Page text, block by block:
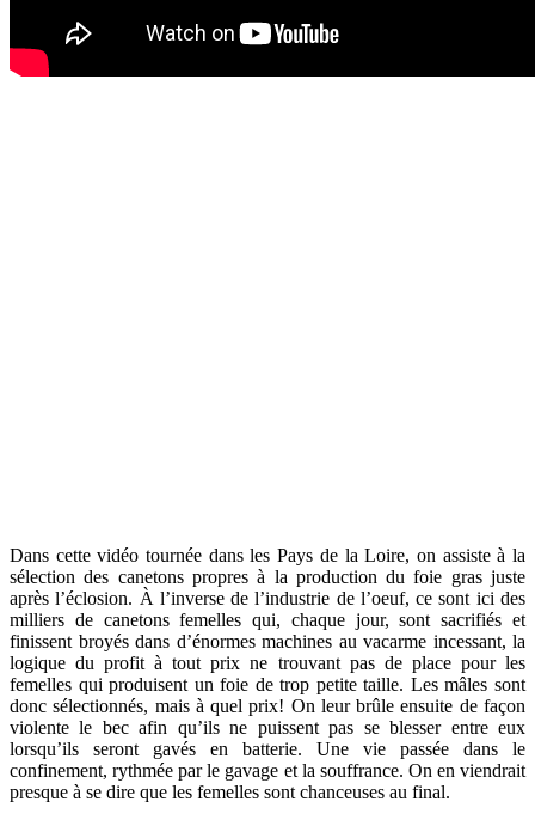
Dans cette vidéo tournée dans les Pays de la Loire, on assiste à la
sélection des canetons propres à la production du foie gras juste
après l’éclosion. À l’inverse de l’industrie de l’oeuf, ce sont ici des
milliers de canetons femelles qui, chaque jour, sont sacrifiés et
finissent broyés dans d’énormes machines au vacarme incessant, la
logique du profit à tout prix ne trouvant pas de place pour les
femelles qui produisent un foie de trop petite taille. Les mâles sont
donc sélectionnés, mais à quel prix! On leur brûle ensuite de façon
violente le bec afin qu’ils ne puissent pas se blesser entre eux
lorsqu’ils seront gavés en batterie. Une vie passée dans le
confinement, rythmée par le gavage et la souffrance. On en viendrait
presque à se dire que les femelles sont chanceuses au final.